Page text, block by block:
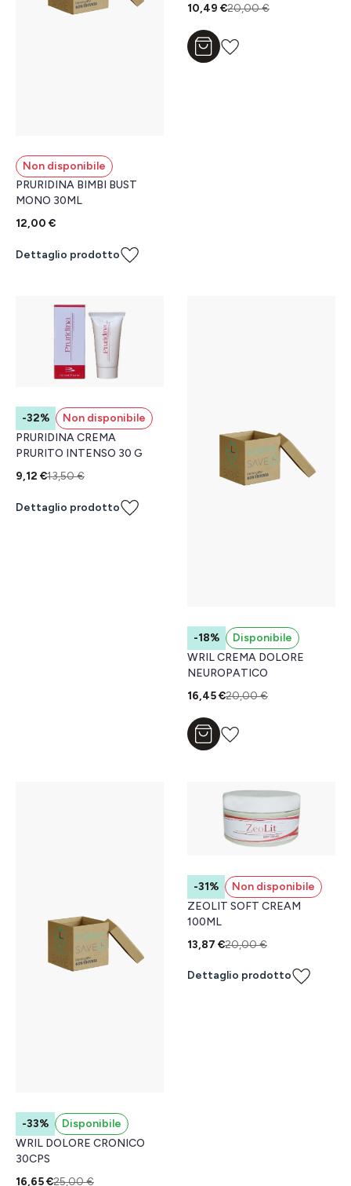
Non disponibile
PRURIDINA BIMBI BUST
MONO 30ML
12,00 €
Dettaglio prodotto
10,49 €20,00 €
Aggiungi al carrello
-32%
Non disponibile
PRURIDINA CREMA
PRURITO INTENSO 30 G
9,12 €13,50 €
Dettaglio prodotto
-18%
Disponibile
WRIL CREMA DOLORE
NEUROPATICO
16,45 €20,00 €
Aggiungi al carrello
-33%
Disponibile
WRIL DOLORE CRONICO
30CPS
16,65 €25,00 €
-31%
Non disponibile
ZEOLIT SOFT CREAM
100ML
13,87 €20,00 €
Dettaglio prodotto